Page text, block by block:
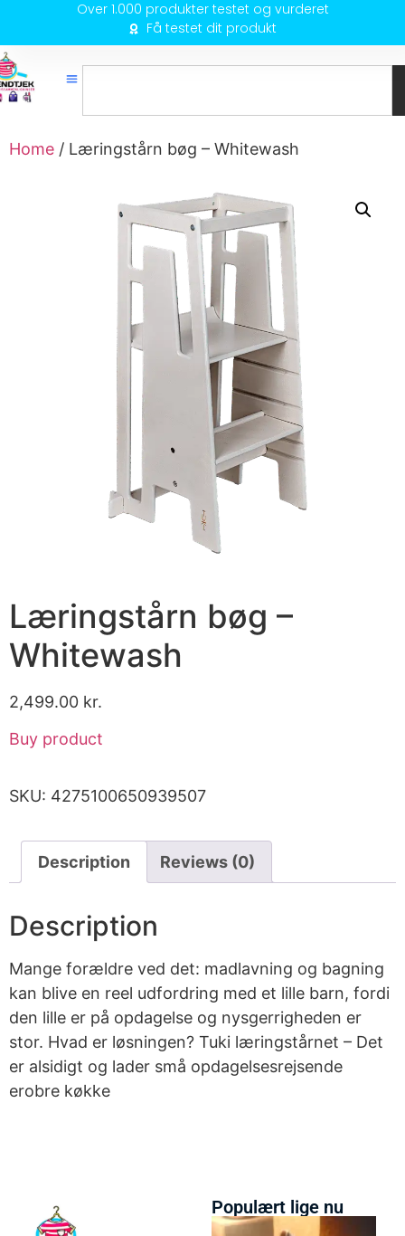
Over 1.000 produkter testet og vurderet
Få testet dit produkt
Home / Læringstårn bøg – Whitewash
Læringstårn bøg –
Whitewash
2,499.00 kr.
Buy product
SKU: 4275100650939507
Description Reviews (0)
Description
Mange forældre ved det: madlavning og bagning
kan blive en reel udfordring med et lille barn, fordi
den lille er på opdagelse og nysgerrigheden er
stor. Hvad er løsningen? Tuki læringstårnet – Det
er alsidigt og lader små opdagelsesrejsende
erobre køkke
Populært lige nu